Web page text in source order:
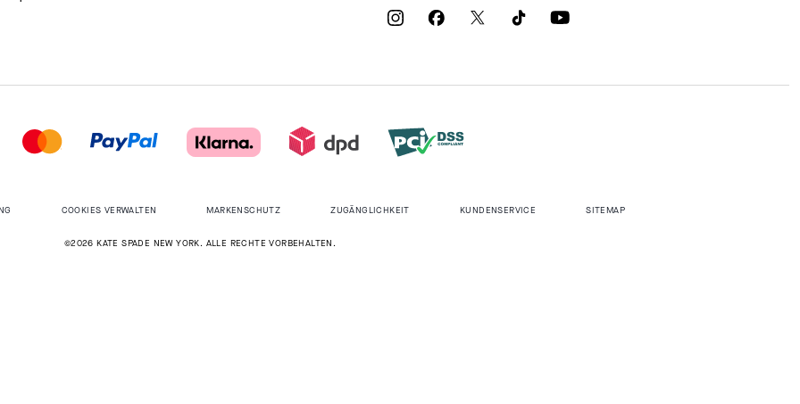
COOKIES VERWALTEN MARKENSCHUTZ ZUGÄNGLICHKEIT KUNDENSERVICE SITEMAP
©2026 KATE SPADE NEW YORK. ALLE RECHTE VORBEHALTEN.